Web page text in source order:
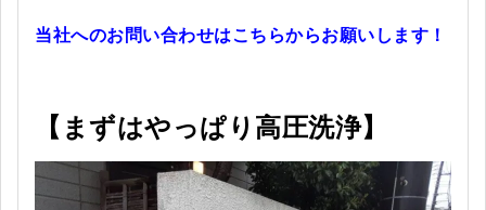
当社へのお問い合わせはこちらからお願いします！
【まずはやっぱり高圧洗浄】